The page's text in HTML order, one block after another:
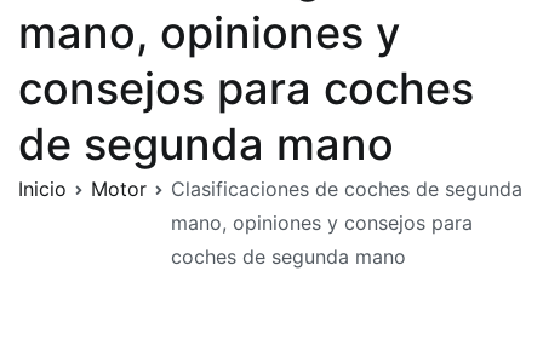
mano, opiniones y
consejos para coches
de segunda mano
Inicio Motor
Clasificaciones de coches de segunda
mano, opiniones y consejos para
coches de segunda mano